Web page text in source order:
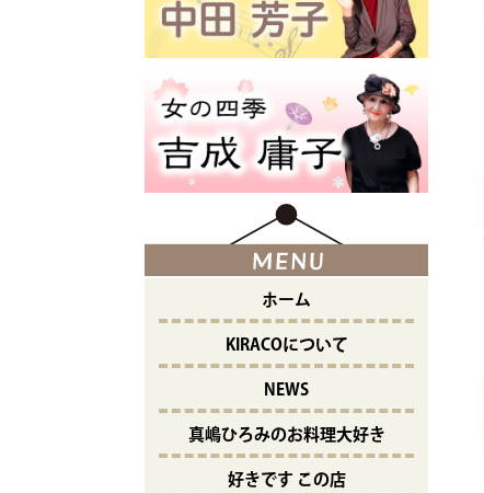
ホーム
KIRACOについて
NEWS
真嶋ひろみのお料理大好き
好きです この店